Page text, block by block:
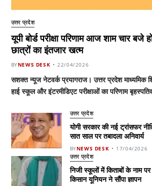
उत्तर प्रदेश
यूपी बोर्ड परीक्षा परिणाम आज शाम चार बजे
छात्रों का इंतजार खत्म
BYNEWS DESK 22/04/2026
सशक्त न्यूज नेटवर्क प्रयागराज। उत्तर प्रदेश माध्यमिक
हाई स्कूल और इंटरमीडिएट परीक्षाओं का परिणाम
उत्तर प्रदेश
योगी सरकार की नई ट्रांसफर
सात साल पर तबादला अनिवार्य
BYNEWS DESK 17/04/2026
उत्तर प्रदेश
निजी स्कूलों में किताबों के नाम
किसान यूनियन ने सौंपा ज्ञापन